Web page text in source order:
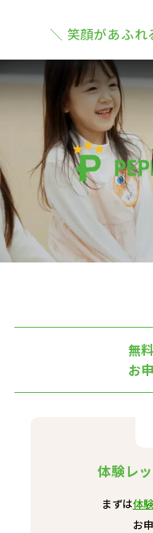
＼ 笑顔があふ
Play
無
お
体験レ
まずは体
お